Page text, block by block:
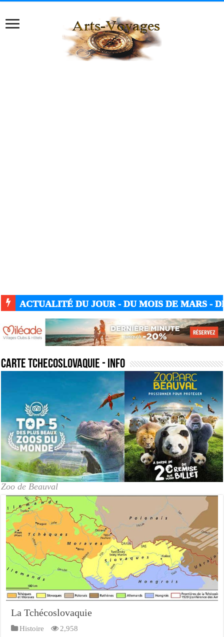
ACTUALITÉ GUERRE UKRAINE-RUSSIE
carte tchecoslovaquie - Info
Zoo de Beauval
La Tchécoslovaquie
Histoire 2,958